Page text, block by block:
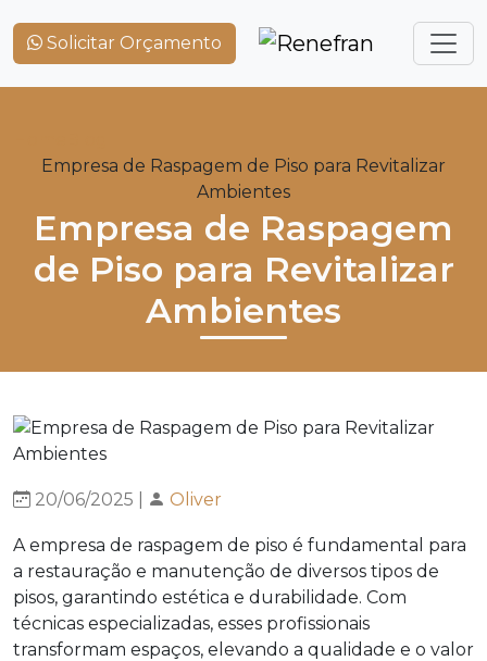
Solicitar Orçamento
Empresa de Raspagem de Piso para Revitalizar
Ambientes
Empresa de Raspagem
de Piso para Revitalizar
Ambientes
20/06/2025 | Oliver
A empresa de raspagem de piso é fundamental para
a restauração e manutenção de diversos tipos de
pisos, garantindo estética e durabilidade. Com
técnicas especializadas, esses profissionais
transformam espaços, elevando a qualidade e o valor